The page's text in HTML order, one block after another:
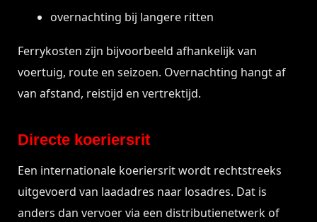
overnachting bij langere ritten
Ferrykosten zijn bijvoorbeeld afhankelijk van
voertuig, route en seizoen. Overnachting hangt af
van afstand, reistijd en vertrektijd.
Directe koeriersrit
Een internationale koeriersrit wordt rechtstreeks
uitgevoerd van laadadres naar losadres. Dat is
anders dan vervoer via een distributienetwerk of